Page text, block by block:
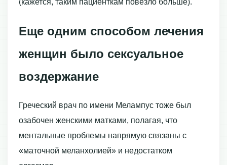
(кажется, таким пациенткам повезло больше).
Еще одним способом лечения
женщин было сексуальное
воздержание
Греческий врач по имени Мелампус тоже был
озабочен женскими матками, полагая, что
ментальные проблемы напрямую связаны с
«маточной меланхолией» и недостатком